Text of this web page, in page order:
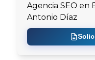
Agencia SEO en
Antonio Díaz